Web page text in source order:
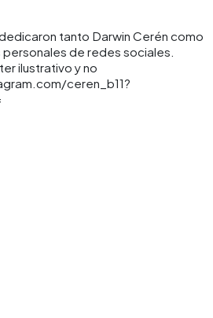
tanto Darwin Cerén como
de redes sociales.
ilustrativo y no
ceren_b11?